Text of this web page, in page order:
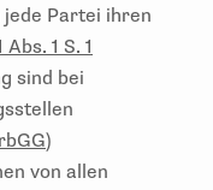
jede Partei ihren
Abs. 1 S. 1
sind bei
)
von allen